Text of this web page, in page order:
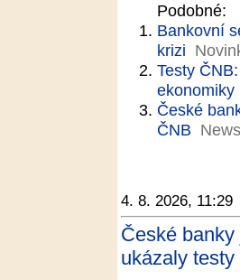
Podobné:
Bankovní
krizi
Testy
ekonomiky
České
ČNB
4. 8. 2026, 11:29
České
ukázaly